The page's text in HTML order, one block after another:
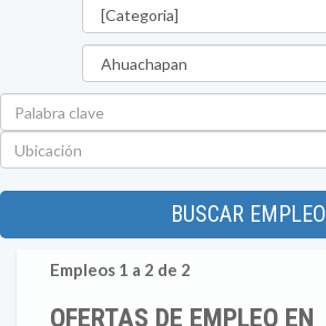
BUSCAR EMPLEO
Empleos 1 a 2 de 2
OFERTAS DE EMPLEO EN